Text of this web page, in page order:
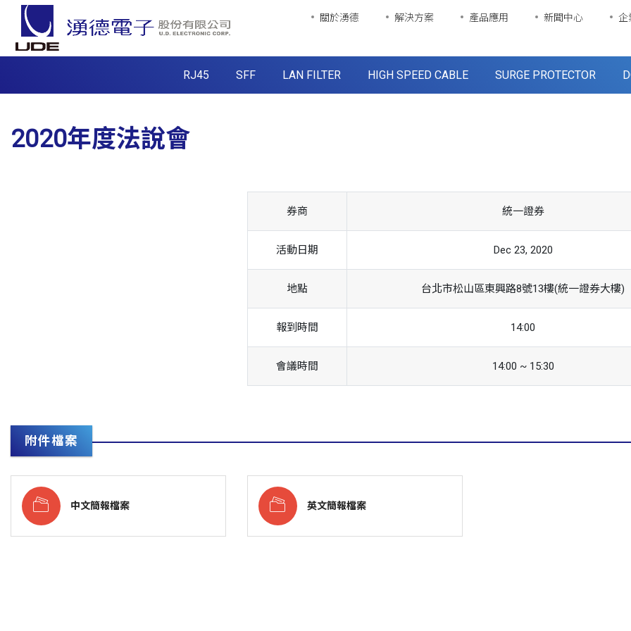
關於湧德 解決方案 產品應用 新聞中心 企
RJ45 SFF LAN FILTER HIGH SPEED CABLE SURGE PROTECTOR
2020年度法說會
券商 統一證券
活動日期 Dec 23, 2020
地點 台北市松山區東興路8號13樓(統一證券大樓)
報到時間 14:00
會議時間 14:00 ~ 15:30
附件檔案
中文簡報檔案 英文簡報檔案